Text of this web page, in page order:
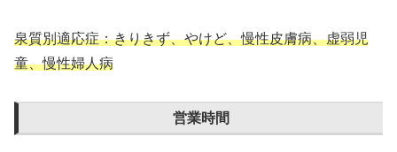
泉質別適応症：きりきず、やけど、慢性皮膚病、虚弱児
童、慢性婦人病
営業時間